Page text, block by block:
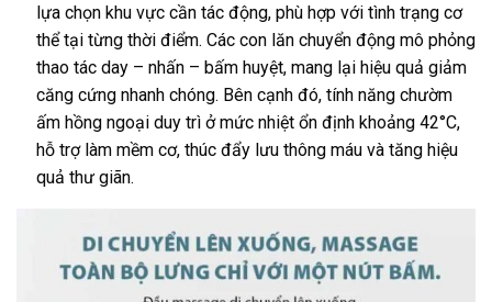
lựa chọn khu vực cần tác động, phù hợp với tình trạng cơ
thể tại từng thời điểm. Các con lăn chuyển động mô phỏng
thao tác day – nhấn – bấm huyệt, mang lại hiệu quả giảm
căng cứng nhanh chóng. Bên cạnh đó, tính năng chườm
ấm hồng ngoại duy trì ở mức nhiệt ổn định khoảng 42°C,
hỗ trợ làm mềm cơ, thúc đẩy lưu thông máu và tăng hiệu
quả thư giãn.